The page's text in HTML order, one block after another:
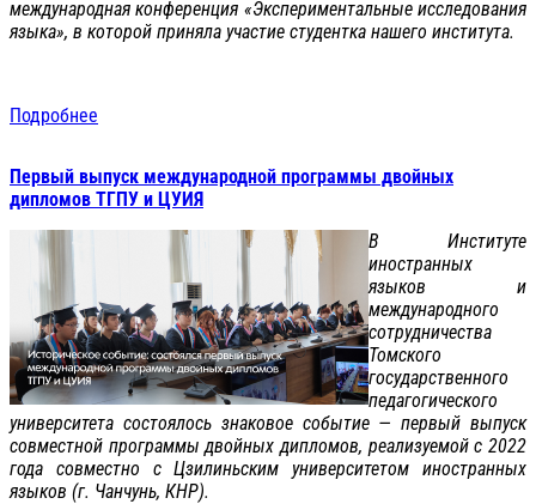
международная конференция «Экспериментальные исследования
языка», в которой приняла участие студентка нашего института.
Подробнее
Первый выпуск международной программы двойных
дипломов ТГПУ и ЦУИЯ
В Институте
иностранных
языков и
международного
сотрудничества
Томского
государственного
педагогического
университета состоялось знаковое событие — первый выпуск
совместной программы двойных дипломов, реализуемой с 2022
года совместно с Цзилиньским университетом иностранных
языков (г. Чанчунь, КНР).